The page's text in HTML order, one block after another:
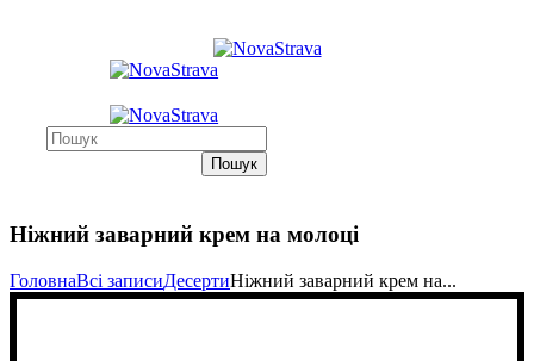
Пошук
Ніжний заварний крем на молоці
ГоловнаВсі записиДесертиНіжний заварний крем на...